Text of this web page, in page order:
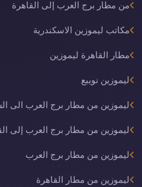
من مطار برج العرب إلى القاهرة
مكاتب ليموزين الاسكندرية
مطار القاهرة ليموزين
ليموزين نويبع
ليموزين من مطار برج العرب الى
ليموزين من مطار برج العرب إلى
ليموزين من مطار برج العرب
ليموزين من مطار القاهرة